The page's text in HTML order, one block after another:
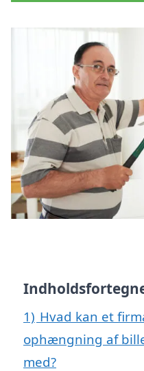
1) Hvad kan et
ophængning af
med?